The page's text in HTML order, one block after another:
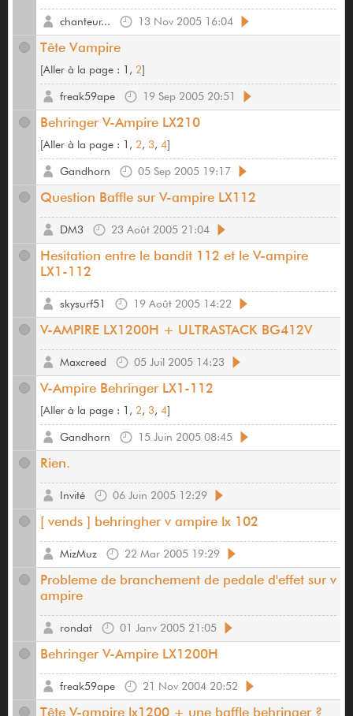
13 Nov 2005 16:04
chanteur...
Tête Vampire
[Aller à la page : 1, 2]
19 Sep 2005 20:51
freak59ape
Behringer V-Ampire LX210
[Aller à la page : 1, 2, 3, 4]
05 Sep 2005 19:17
Gandhorn
Question Baffle sur V-ampire LX112
23 Août 2005 21:04
DM3
Hesitation entre le bandit 112 et le V-ampire
LX1-112
19 Août 2005 14:22
skysurf51
V-AMPIRE LX1200H + ULTRASTACK BG412V
05 Juil 2005 14:23
Maxcreed
V-Ampire Behringer LX1-112
[Aller à la page : 1, 2, 3, 4]
15 Juin 2005 08:45
Gandhorn
Rien.
06 Juin 2005 12:29
Invité
[ vends ] behringher v ampire lx 102
22 Mar 2005 19:29
MizMuz
Probleme de branchement de pedale d'effet sur v
ampire
01 Janv 2005 21:05
rondat
Behringer V-Ampire LX1200H
21 Nov 2004 20:52
freak59ape
Tête V-ampire lx1200 + une baffle behringer ?